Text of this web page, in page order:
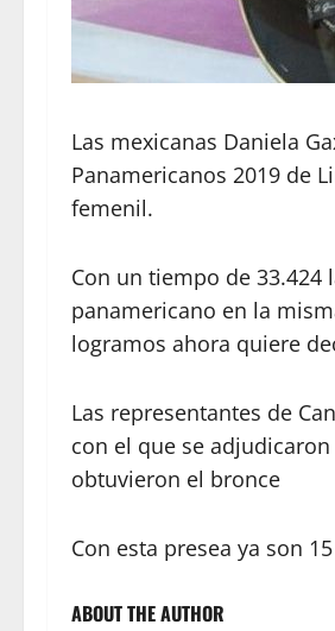
Las mexicanas Daniela
Panamericanos 2019 de
femenil.
Con un tiempo de
panamericano en la
logramos ahora quiere
Las representantes de
con el que se
obtuvieron el bronce
Con esta presea ya son
ABOUT THE AUTHOR